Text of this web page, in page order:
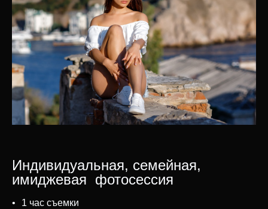
Индивидуальная, семейная,
имиджевая фотосессия
1 час съемки